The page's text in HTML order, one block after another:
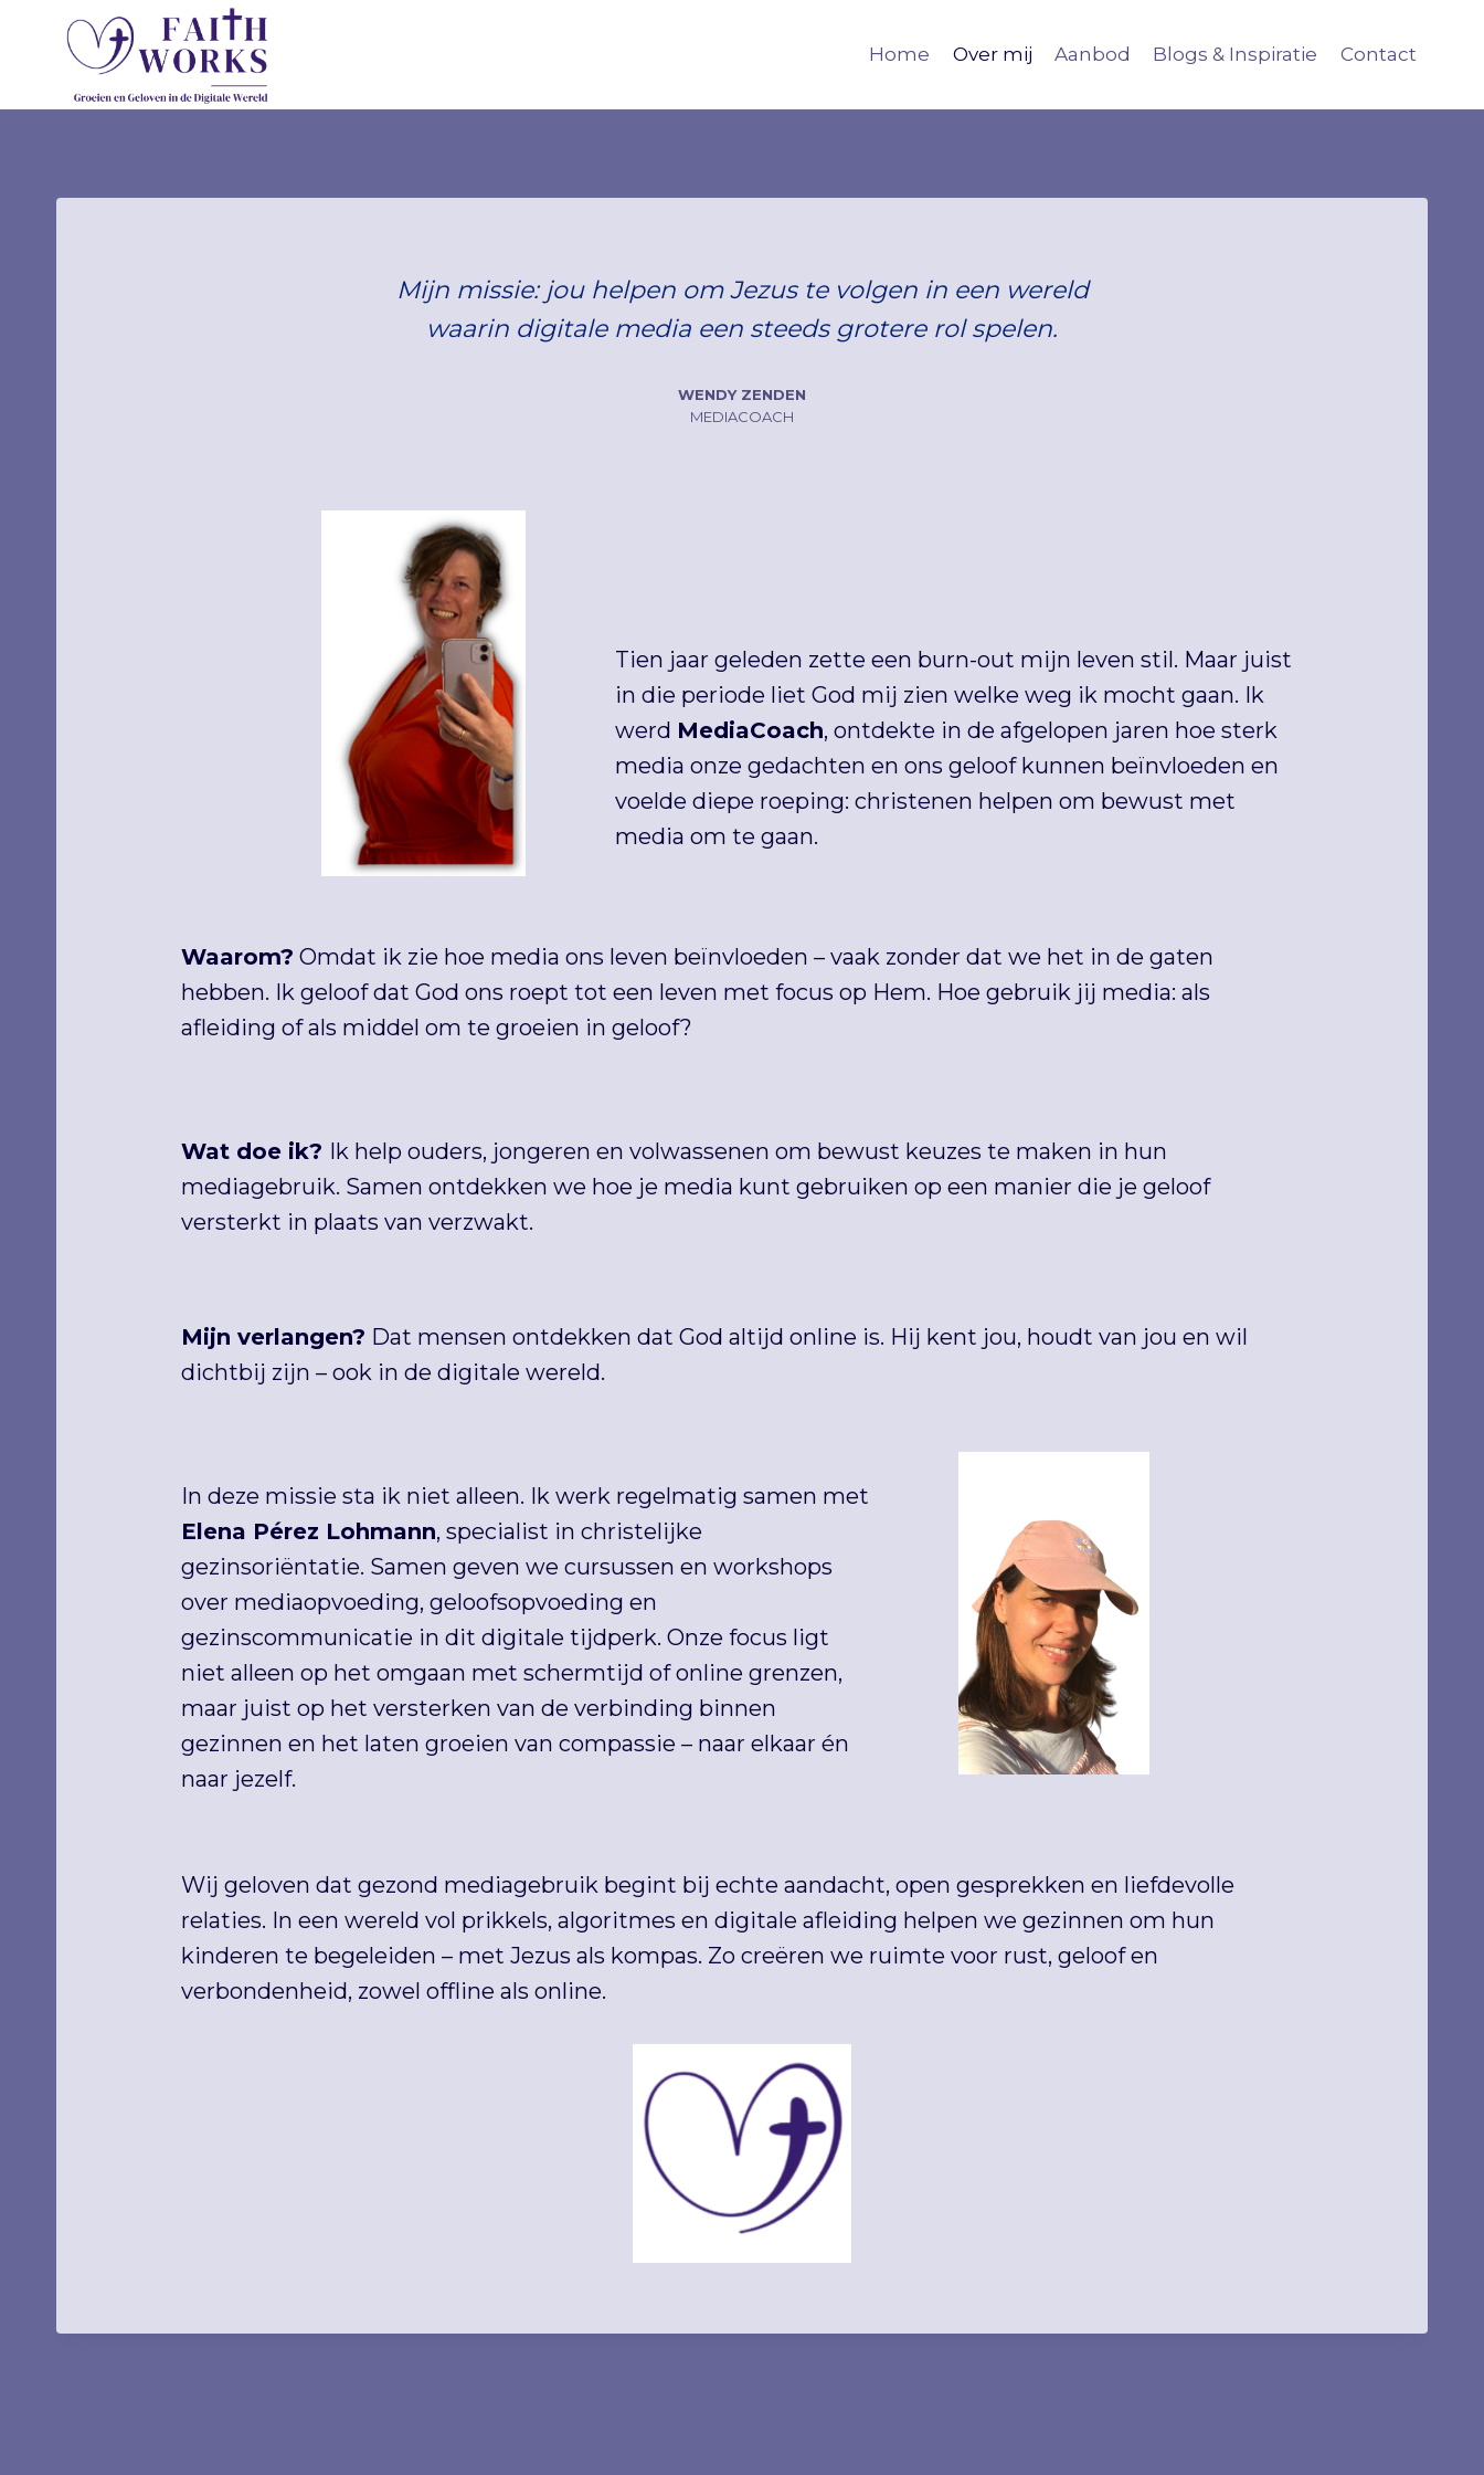
Doorgaan
Home Over mij Aanbod Blogs & Inspiratie Contact
Mijn missie: jou helpen om Jezus te volgen in een wereld
waarin digitale media een steeds grotere rol spelen.
WENDY ZENDEN
MEDIACOACH
Tien jaar geleden zette een burn-out mijn leven stil. Maar juist
in die periode liet God mij zien welke weg ik mocht gaan. Ik
werd MediaCoach, ontdekte in de afgelopen jaren hoe sterk
media onze gedachten en ons geloof kunnen beïnvloeden en
voelde diepe roeping: christenen helpen om bewust met
media om te gaan.
Waarom? Omdat ik zie hoe media ons leven beïnvloeden – vaak zonder dat we het in de gaten
hebben. Ik geloof dat God ons roept tot een leven met focus op Hem. Hoe gebruik jij media: als
afleiding of als middel om te groeien in geloof?
Wat doe ik? Ik help ouders, jongeren en volwassenen om bewust keuzes te maken in hun
mediagebruik. Samen ontdekken we hoe je media kunt gebruiken op een manier die je geloof
versterkt in plaats van verzwakt.
Mijn verlangen? Dat mensen ontdekken dat God altijd online is. Hij kent jou, houdt van jou en wil
dichtbij zijn – ook in de digitale wereld.
In deze missie sta ik niet alleen. Ik werk regelmatig samen met
Elena Pérez Lohmann, specialist in christelijke
gezinsoriëntatie. Samen geven we cursussen en workshops
over mediaopvoeding, geloofsopvoeding en
gezinscommunicatie in dit digitale tijdperk. Onze focus ligt
niet alleen op het omgaan met schermtijd of online grenzen,
maar juist op het versterken van de verbinding binnen
gezinnen en het laten groeien van compassie – naar elkaar én
naar jezelf.
Wij geloven dat gezond mediagebruik begint bij echte aandacht, open gesprekken en liefdevolle
relaties. In een wereld vol prikkels, algoritmes en digitale afleiding helpen we gezinnen om hun
kinderen te begeleiden – met Jezus als kompas. Zo creëren we ruimte voor rust, geloof en
verbondenheid, zowel offline als online.